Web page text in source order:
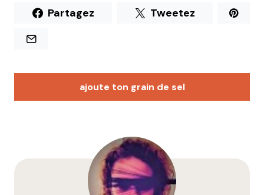
Partagez Tweetez
ajoute ton grain de sel
Votre adresse e-mail ne sera pas publiée.
champs obligatoires sont indiqués avec